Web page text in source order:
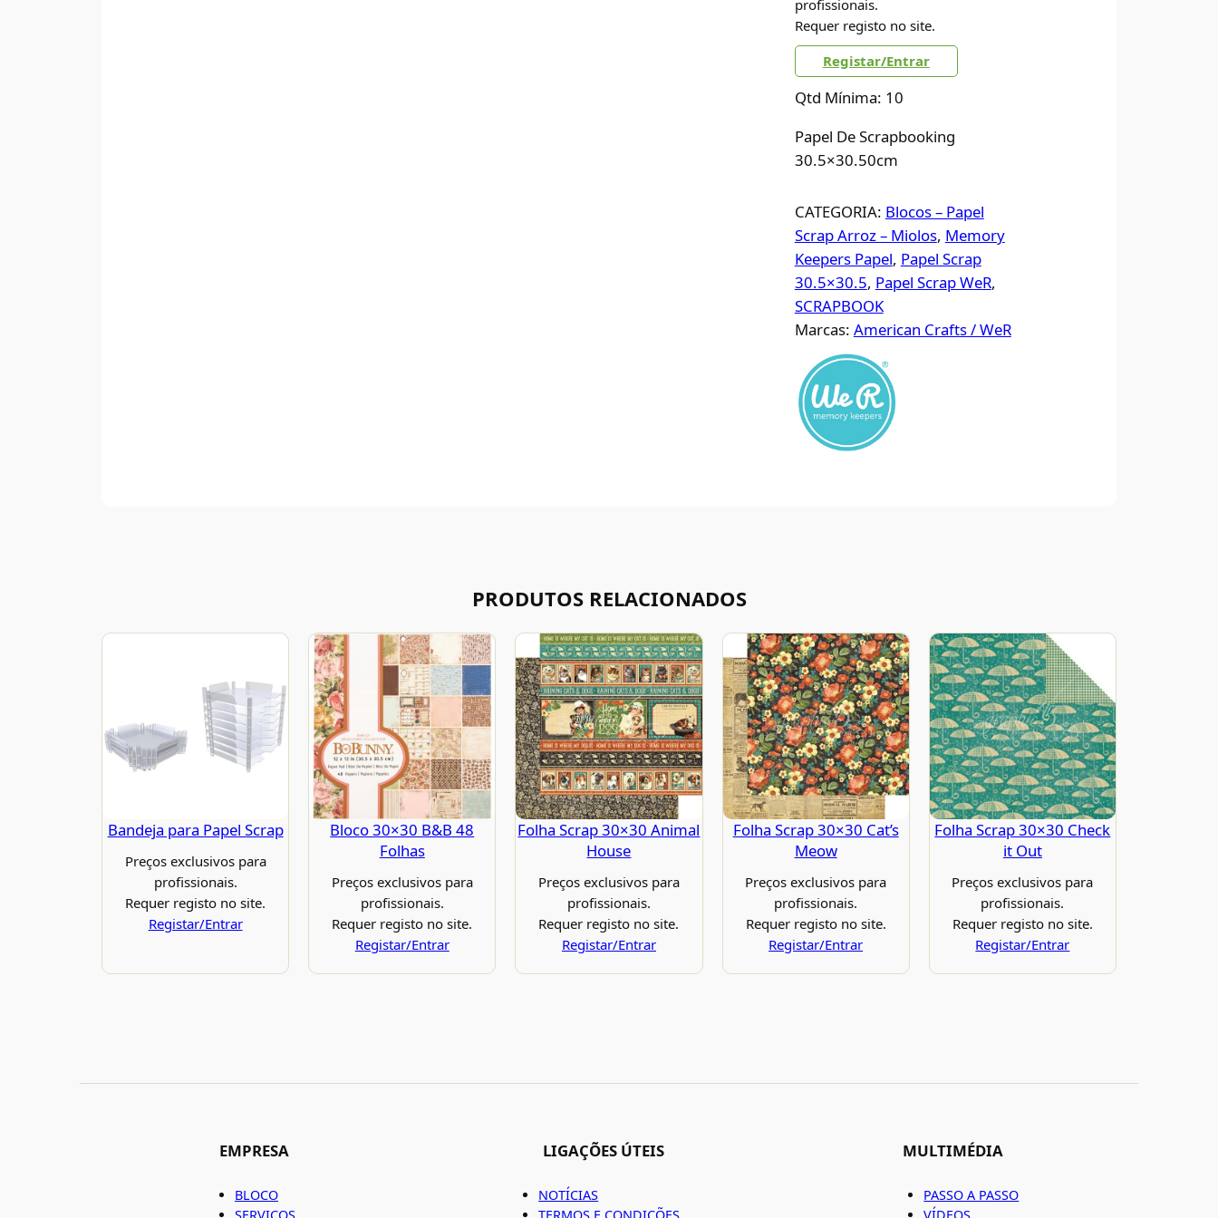
profissionais.
Requer registo no site.
Registar/Entrar
Qtd Mínima: 10
Papel De Scrapbooking
30.5×30.50cm
CATEGORIA: Blocos – Papel
Scrap Arroz – Miolos, Memory
Keepers Papel, Papel Scrap
30.5×30.5, Papel Scrap WeR
SCRAPBOOK
Marcas: American Crafts / WeR
PRODUTOS RELACIONADOS
Bandeja para Papel Scrap
Preços exclusivos para
profissionais.
Requer registo no site.
Registar/Entrar
Bloco 30×30 B&B 48
Folhas
Preços exclusivos para
profissionais.
Requer registo no site.
Registar/Entrar
Folha Scrap 30×30 Animal
House
Preços exclusivos para
profissionais.
Requer registo no site.
Registar/Entrar
Folha Scrap 30×30 Cat’s
Meow
Preços exclusivos para
profissionais.
Requer registo no site.
Registar/Entrar
Folha Scrap 30×30 Check
it Out
Preços exclusivos para
profissionais.
Requer registo no site.
Registar/Entrar
EMPRESA
BLOCO
LIGAÇÕES ÚTEIS
NOTÍCIAS
MULTIMÉDIA
PASSO A PASSO